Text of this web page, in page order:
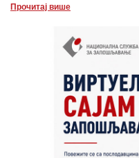
Прочитај више